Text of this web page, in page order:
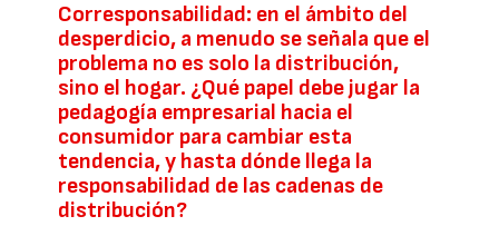
Corresponsabilidad: en el ámbito del
desperdicio, a menudo se señala que el
problema no es solo la distribución,
sino el hogar. ¿Qué papel debe jugar la
pedagogía empresarial hacia el
consumidor para cambiar esta
tendencia, y hasta dónde llega la
responsabilidad de las cadenas de
distribución?